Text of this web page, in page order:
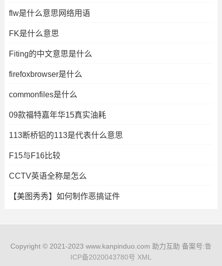
flw是什么意思网络用语
FK是什么意思
Fiting的中文意思是什么
firefoxbrowser是什么
commonfiles是什么
09款福特嘉年华15真实油耗
113断桥铝的113是代表什么意思
F15与F16比较
CCTV英语全称是怎么
【美图秀秀】如何制作恶搞证件
Copyright © 2021-2023 www.kanpinduo.com 助力互助 备案号:鲁
ICP备2020043780号 XML